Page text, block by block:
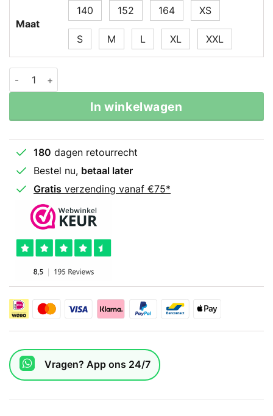
Maat
140 152 164 XS
S M L XL XXL
Super Pro T-shirt S.P. Logo Wit-Goud aantal
In winkelwagen
180 dagen retourrecht
Bestel nu, betaal later
Gratis verzending vanaf €75*
Vragen? App ons 24/7